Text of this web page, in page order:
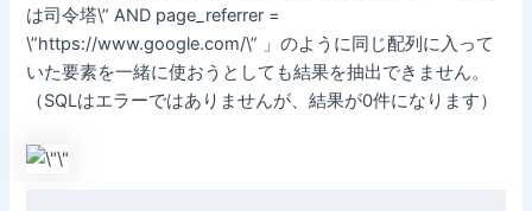
は司令塔\”AND page_referrer =
\”https://www.google.com/\” 」のように同じ配列に入って
いた要素を一緒に使おうとしても結果を抽出できません。
（SQLはエラーではありませんが、結果が0件になります）